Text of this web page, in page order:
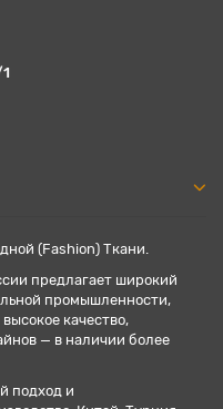
(Fashion) Ткани.
предлагает широкий
промышленности,
качество,
— в наличии более
подход и